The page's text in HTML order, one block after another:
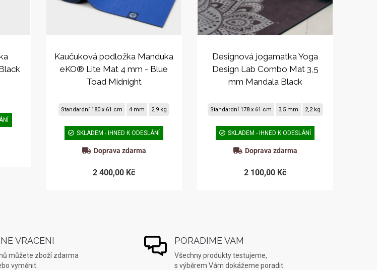
Kaučuková podložka Manduka
eKO® Lite Mat 4 mm - Blue
Toad Midnight
Standardní 180 x 61 cm 4 mm 2,9 kg
SKLADEM - IHNED K ODESLÁNÍ
Doprava zdarma
2 400,00 Kč
Designová jogamatka Yoga
Design Lab Combo Mat 3,5
mm Mandala Black
Standardní 178 x 61 cm 3,5 mm 2,2 kg
SKLADEM - IHNED K ODESLÁNÍ
Doprava zdarma
2 100,00 Kč
VRÁCENÍ
můžete zboží zdarma
vyměnit.
PORADÍME VÁM
Všechny produkty testujeme,
s výběrem Vám dokážeme poradit.